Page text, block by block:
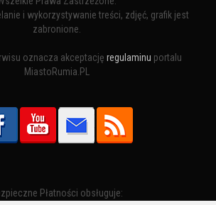
i wykorzystywanie treści, zdjęć, grafik jest
zabronione.
oznacza akceptację regulaminu portalu
MiastoRumia.PL
Płatności obsługuje: